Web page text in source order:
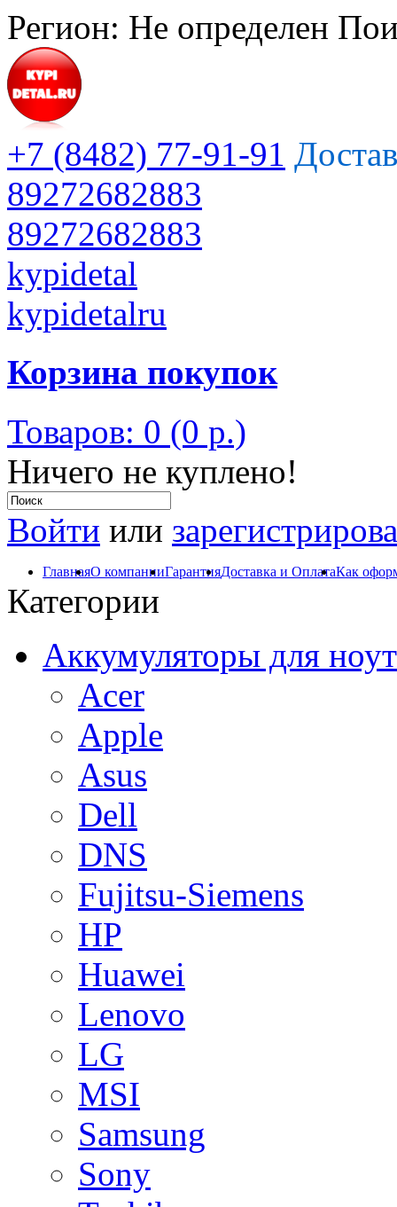
Регион: Не определен
+7 (8482) 77-91-91
89272682883
89272682883
kypidetal
kypidetalru
Корзина покупок
Товаров: 0 (0 р.)
Ничего не куплено!
Войти или
ГлавнаяО компанииГарантияДоставка и ОплатаКак
Категории
Аккумуляторы для
Acer
Apple
Asus
Dell
DNS
Fujitsu-Siemens
HP
Huawei
Lenovo
LG
MSI
Samsung
Sony